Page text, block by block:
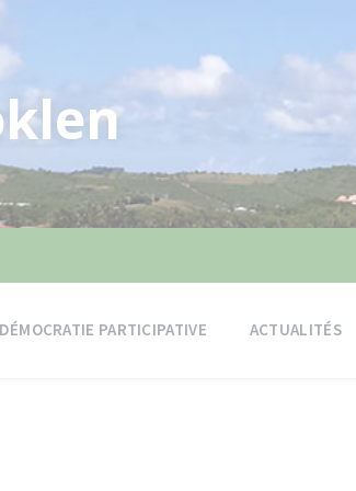
DÉMOCRATIE PARTICIPATIVE ACTUALITÉS